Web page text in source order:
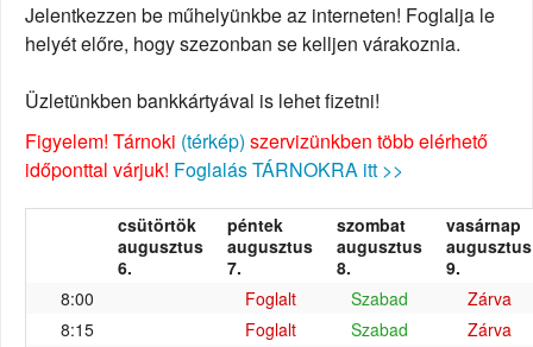
Jelentkezzen be műhelyünkbe az interneten! Foglalja le
helyét előre, hogy szezonban se kelljen várakoznia.
Üzletünkben bankkártyával is lehet fizetni!
Figyelem! Tárnoki (térkép) szervizünkben több elérhető
időponttal várjuk! Foglalás TÁRNOKRA itt >>
csütörtök
augusztus
6.
péntek
augusztus
7.
szombat
augusztus
8.
vasárnap
augusztus
9.
8:00
Foglalt Szabad
Zárva
8:15
Foglalt Szabad
Zárva